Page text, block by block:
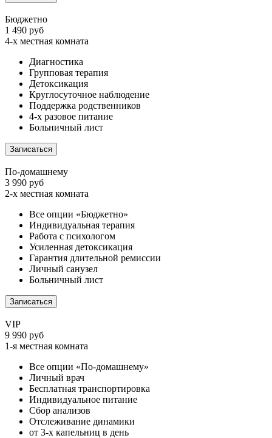
Бюджетно
1 490 руб
4-х местная комната
Диагностика
Групповая терапия
Детоксикация
Круглосуточное наблюдение
Поддержка родственников
4-х разовое питание
Больничный лист
Записаться
По-домашнему
3 990 руб
2-х местная комната
Все опции «Бюджетно»
Индивидуальная терапия
Работа с психологом
Усиленная детоксикация
Гарантия длительной ремиссии
Личный санузел
Больничный лист
Записаться
VIP
9 990 руб
1-я местная комната
Все опции «По-домашнему»
Личный врач
Бесплатная транспортировка
Индивидуальное питание
Сбор анализов
Отслеживание динамики
от 3-х капельниц в день